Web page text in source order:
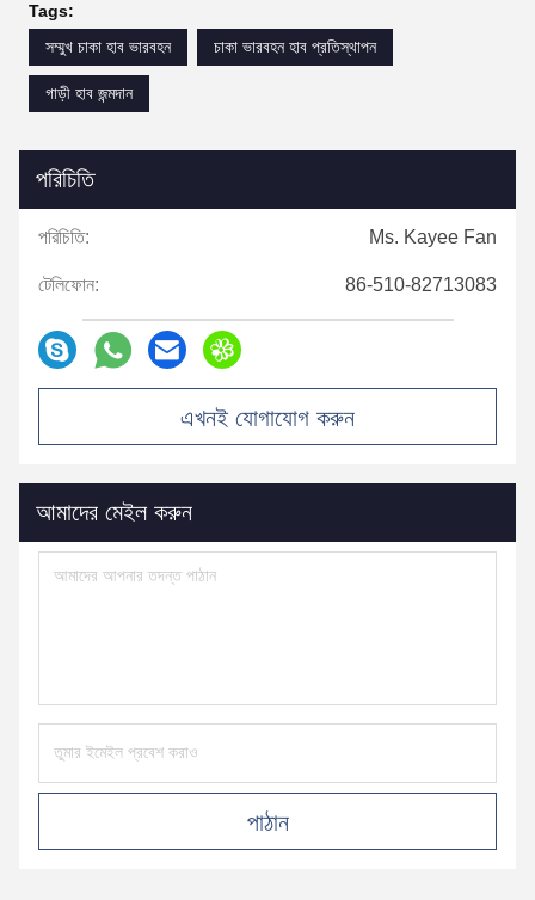
Tags:
সম্মুখ চাকা হাব ভারবহন
চাকা ভারবহন হাব প্রতিস্থাপন
গাড়ী হাব জন্মদান
পরিচিতি
পরিচিতি: Ms. Kayee Fan
টেলিফোন: 86-510-82713083
এখনই যোগাযোগ করুন
আমাদের মেইল ​​করুন
পাঠান